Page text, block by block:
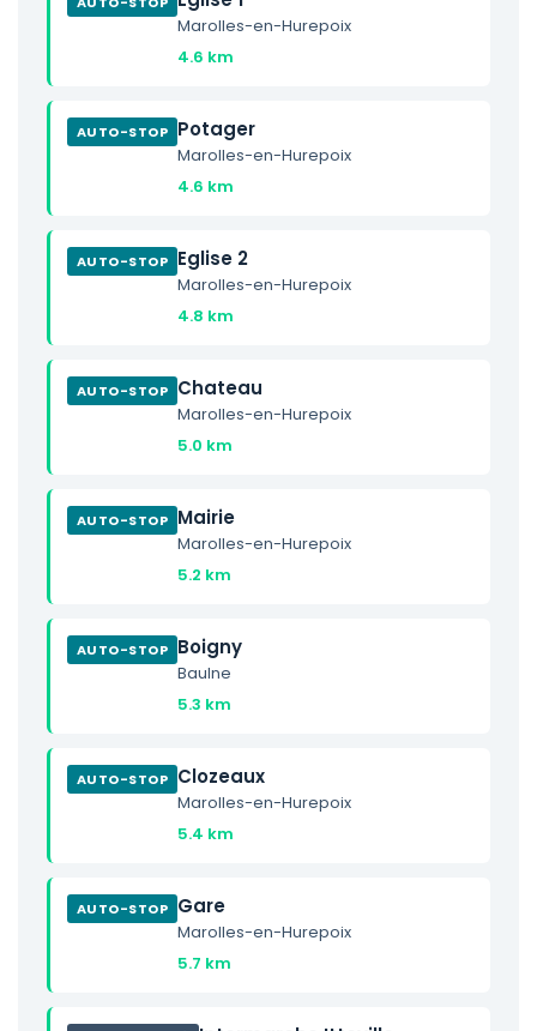
Marolles-en-Hurepoix
4.6 km
AUTO-STOP Potager
Marolles-en-Hurepoix
4.6 km
AUTO-STOP Eglise 2
Marolles-en-Hurepoix
4.8 km
AUTO-STOP Chateau
Marolles-en-Hurepoix
5.0 km
AUTO-STOP Mairie
Marolles-en-Hurepoix
5.2 km
AUTO-STOP Boigny
Baulne
5.3 km
AUTO-STOP Clozeaux
Marolles-en-Hurepoix
5.4 km
AUTO-STOP Gare
Marolles-en-Hurepoix
5.7 km